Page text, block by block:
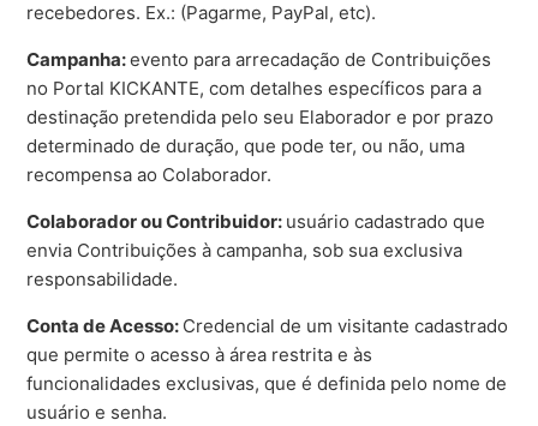
recebedores. Ex.: (Pagarme, PayPal, etc).
Campanha:evento para arrecadação de Contribuições
no Portal KICKANTE, com detalhes específicos para a
destinação pretendida pelo seu Elaborador e por prazo
determinado de duração, que pode ter, ou não, uma
recompensa ao Colaborador.
Colaborador ou Contribuidor: usuário cadastrado que
envia Contribuições à campanha, sob sua exclusiva
responsabilidade.
Conta de Acesso: Credencial de um visitante cadastrado
que permite o acesso à área restrita e às
funcionalidades exclusivas, que é definida pelo nome de
usuário e senha.